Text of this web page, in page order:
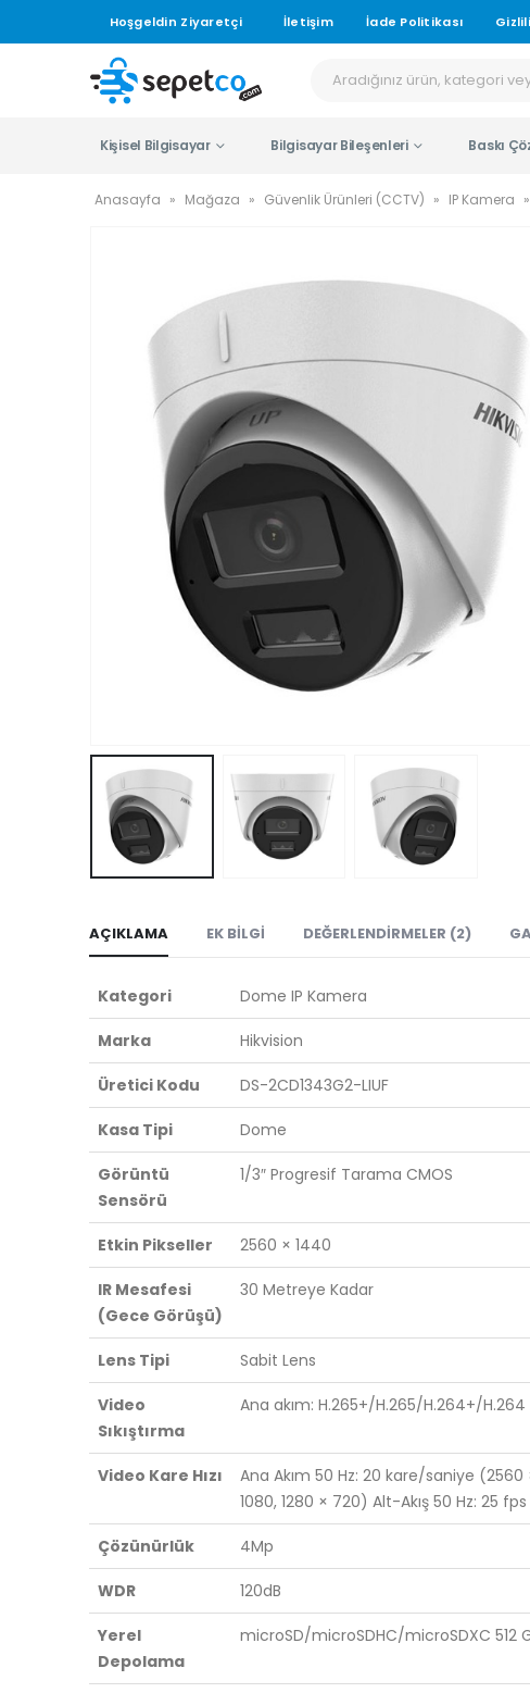
Hoşgeldin Ziyaretçi İletişim İade Politikası
Kişisel Bilgisayar Bilgisayar Bileşenleri Baskı
Anasayfa » Mağaza » Güvenlik Ürünleri (CCTV) » IP Kamera »
AÇIKLAMA EK BILGI DEĞERLENDIRMELER (2)
Kategori Dome IP Kamera
Marka Hikvision
Üretici Kodu DS-2CD1343G2-LIUF
Kasa Tipi Dome
Görüntü
Sensörü
1/3″ Progresif Tarama CMOS
Etkin Pikseller 2560 × 1440
IR Mesafesi
(Gece Görüşü)
30 Metreye Kadar
Lens Tipi Sabit Lens
Video
Sıkıştırma
Ana akım: H.265+/H.265/H.264+/H.264
Video Kare Hızı
Ana Akım 50 Hz: 20 kare/saniye
1080, 1280 × 720) Alt-Akış 50 Hz: 25
Çözünürlük 4Mp
WDR 120dB
Yerel
Depolama
microSD/microSDHC/microSDXC 512